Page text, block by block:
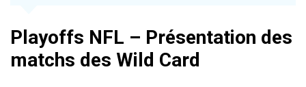
Playoffs NFL – Présentation des
matchs des Wild Card